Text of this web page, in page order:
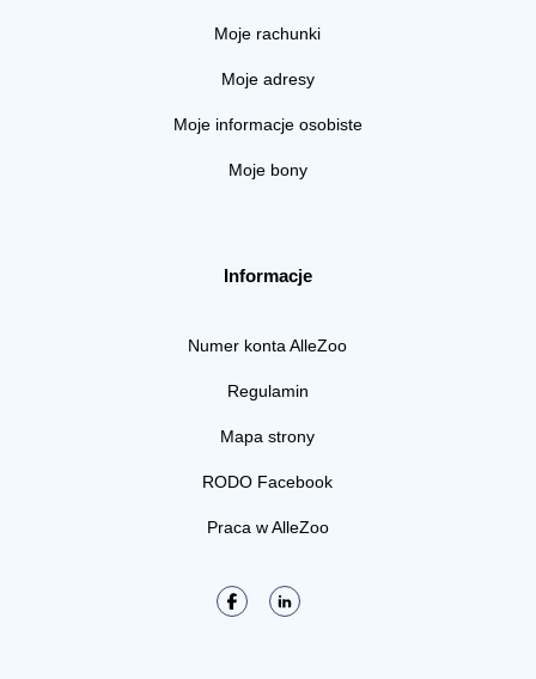
Moje rachunki
Moje adresy
Moje informacje osobiste
Moje bony
Informacje
Numer konta AlleZoo
Regulamin
Mapa strony
RODO Facebook
Praca w AlleZoo